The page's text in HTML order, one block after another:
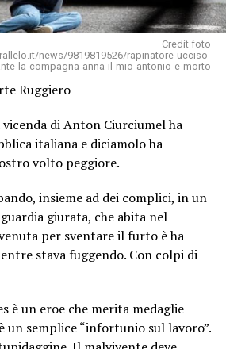
Credit foto
news/9819819526/rapinatore-ucciso-
la-compagna-anna-il-mio-antonio-e-morto
Ruggiero
di Anton Ciurciumel ha
italiana e diciamolo ha
volto peggiore.
insieme ad dei complici, in un
giurata, che abita nel
per sventare il furto è ha
stava fuggendo. Con colpi di
è un eroe che merita medaglie
un semplice “infortunio sul lavoro”.